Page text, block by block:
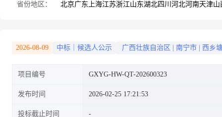
省份地区： 北京广东 上海江苏浙江山东湖北四川 河北河南天津山
2026-08-09 中标｜候选人公示 广西壮族自治区 南宁市 西乡
项目编号 GXYG-HW-QT-202600323
发布时间 2026-02-25 17:21:53
投标截止时间